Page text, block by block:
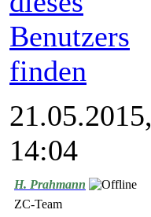
21.05.2015,
14:04
H. Prahmann
ZC-Team